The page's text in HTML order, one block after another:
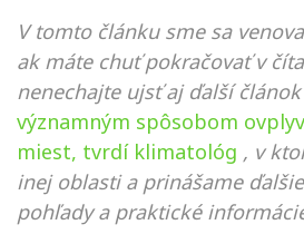
V tomto článku sme sa
ak máte chuť pokračovať v
nenechajte ujsť aj ďalší článok
významným spôsobom
miest, tvrdí klimatológ , v
inej oblasti a prinášame
pohľady a praktické